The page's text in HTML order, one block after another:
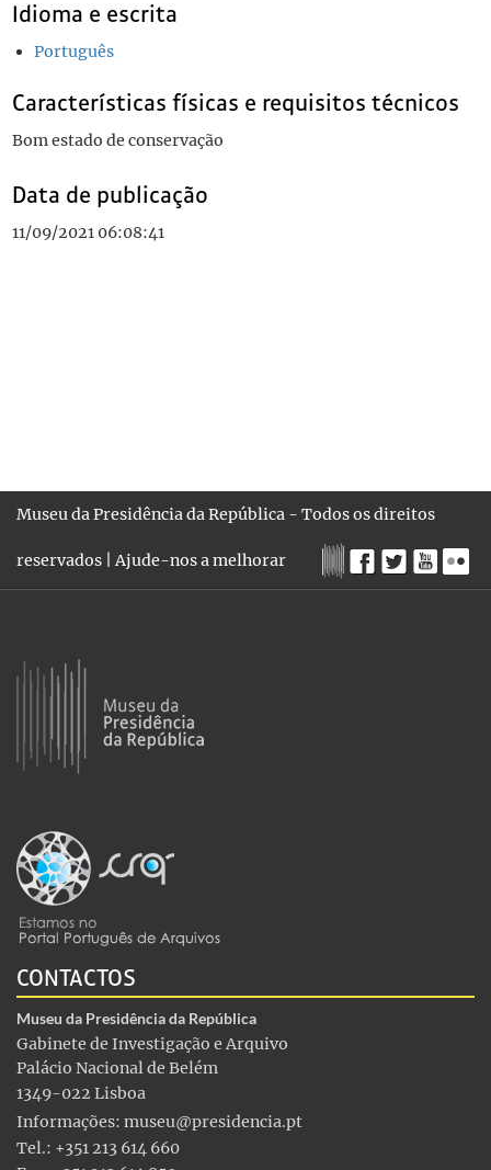
Idioma e escrita
Português
Características físicas e requisitos técnicos
Bom estado de conservação
Data de publicação
11/09/2021 06:08:41
Museu da Presidência da República - Todos os direitos
reservados |Ajude-nos a melhorar
CONTACTOS
Museu da Presidência da República
Gabinete de Investigação e Arquivo
Palácio Nacional de Belém
1349-022 Lisboa
Informações: museu@presidencia.pt
Tel.: +351 213 614 660